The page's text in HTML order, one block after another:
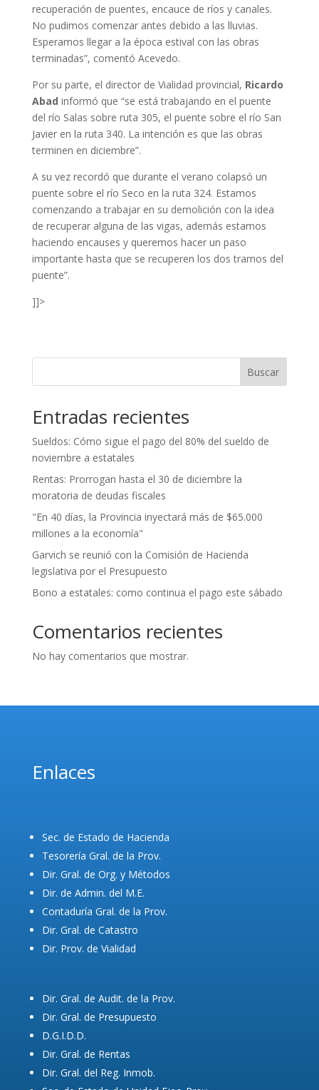
recuperación de puentes, encauce de ríos y canales.
No pudimos comenzar antes debido a las lluvias.
Esperamos llegar a la época estival con las obras
terminadas”, comentó Acevedo.
Por su parte, el director de Vialidad provincial, Ricardo
Abad informó que “se está trabajando en el puente
del río Salas sobre ruta 305, el puente sobre el río San
Javier en la ruta 340. La intención es que las obras
terminen en diciembre”.
A su vez recordó que durante el verano colapsó un
puente sobre el río Seco en la ruta 324. Estamos
comenzando a trabajar en su demolición con la idea
de recuperar alguna de las vigas, además estamos
haciendo encauses y queremos hacer un paso
importante hasta que se recuperen los dos tramos del
puente”.
]]>
Buscar
Entradas recientes
Sueldos: Cómo sigue el pago del 80% del sueldo de
noviembre a estatales
Rentas: Prorrogan hasta el 30 de diciembre la
moratoria de deudas fiscales
"En 40 días, la Provincia inyectará más de $65.000
millones a la economía"
Garvich se reunió con la Comisión de Hacienda
legislativa por el Presupuesto
Bono a estatales: como continua el pago este sábado
Comentarios recientes
No hay comentarios que mostrar.
Enlaces
Sec. de Estado de Hacienda
Tesorería Gral. de la Prov.
Dir. Gral. de Org. y Métodos
Dir. de Admin. del M.E.
Contaduría Gral. de la Prov.
Dir. Gral. de Catastro
Dir. Prov. de Vialidad
Dir. Gral. de Audit. de la Prov.
Dir. Gral. de Presupuesto
D.G.I.D.D.
Dir. Gral. de Rentas
Dir. Gral. del Reg. Inmob.